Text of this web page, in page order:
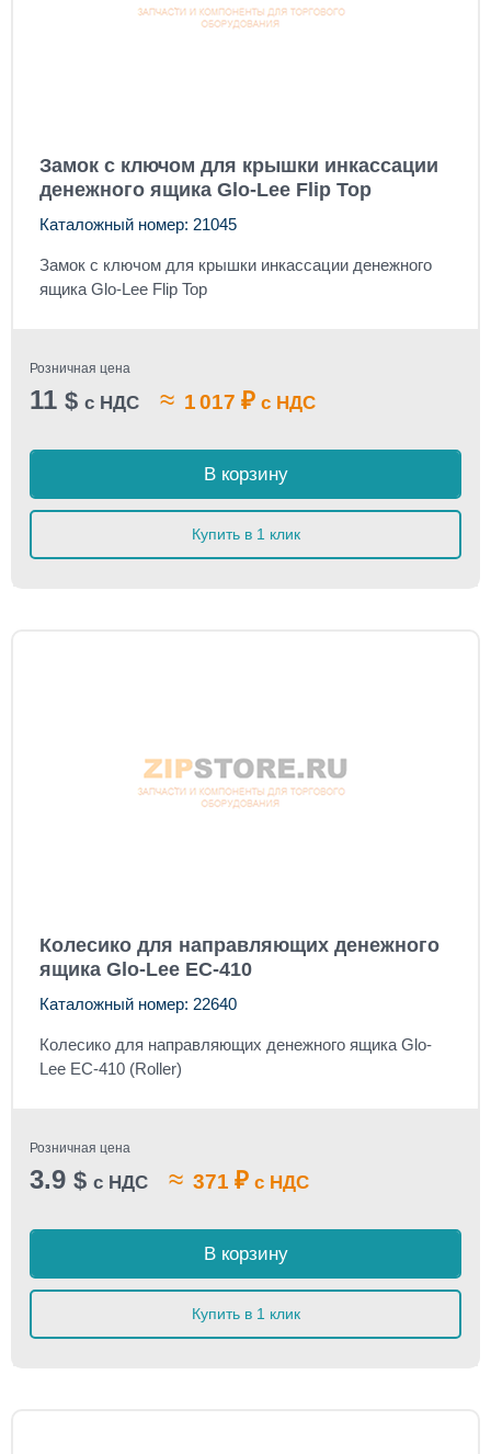
Замок с ключом для крышки инкассации
денежного ящика Glo-Lee Flip Top
Каталожный номер: 21045
Замок с ключом для крышки инкассации денежного
ящика Glo-Lee Flip Top
Розничная цена
11 $ с НДС ≈ 1 017 ₽ с НДС
В корзину
Купить в 1 клик
Колесико для направляющих денежного
ящика Glo-Lee EC-410
Каталожный номер: 22640
Колесико для направляющих денежного ящика Glo-
Lee EC-410 (Roller)
Розничная цена
3.9 $ с НДС ≈ 371 ₽ с НДС
В корзину
Купить в 1 клик